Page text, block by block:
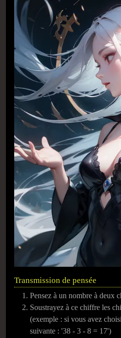
Transmission de pensée
Pensez à un nombre à deux
Soustrayez à ce chiffre les
(exemple : si vous avez
suivante : '38 - 3 - 8 = 17')